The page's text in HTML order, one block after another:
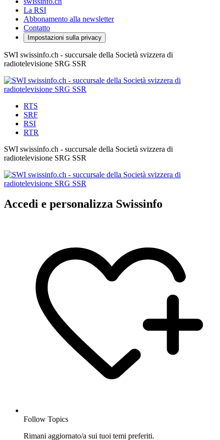
La RSI
Abbonamento alla newsletter
Contatto
Impostazioni sulla privacy
SWI swissinfo.ch - succursale della Società svizzera di
radiotelevisione SRG SSR
RTS
SRF
RSI
RTR
SWI swissinfo.ch - succursale della Società svizzera di
radiotelevisione SRG SSR
Accedi e personalizza Swissinfo
Follow Topics
Rimani aggiornato/a sui tuoi temi preferiti.